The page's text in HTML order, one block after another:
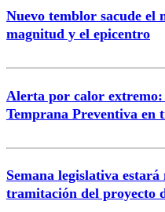
Nuevo temblor sacude el
magnitud y el epicentro
Alerta por calor
Temprana Preventiva en
Semana legislativa
tramitación del proyecto